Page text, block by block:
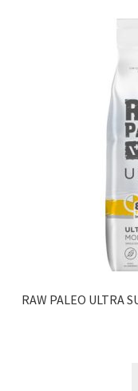
RAW PALEO ULTRA